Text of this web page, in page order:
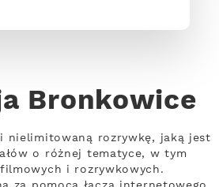
Bronkowice
nielimitowaną rozrywkę, jaką jest
o różnej tematyce, w tym
i rozrywkowych.